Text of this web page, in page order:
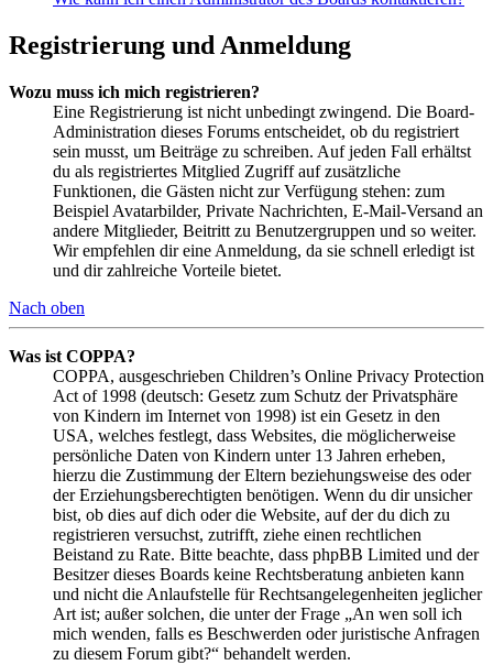
Registrierung und Anmeldung
Wozu muss ich mich registrieren?
Eine Registrierung ist nicht unbedingt zwingend. Die Board-
Administration dieses Forums entscheidet, ob du registriert
sein musst, um Beiträge zu schreiben. Auf jeden Fall erhältst
du als registriertes Mitglied Zugriff auf zusätzliche
Funktionen, die Gästen nicht zur Verfügung stehen: zum
Beispiel Avatarbilder, Private Nachrichten, E-Mail-Versand an
andere Mitglieder, Beitritt zu Benutzergruppen und so weiter.
Wir empfehlen dir eine Anmeldung, da sie schnell erledigt ist
und dir zahlreiche Vorteile bietet.
Nach oben
Was ist COPPA?
COPPA, ausgeschrieben Children’s Online Privacy Protection
Act of 1998 (deutsch: Gesetz zum Schutz der Privatsphäre
von Kindern im Internet von 1998) ist ein Gesetz in den
USA, welches festlegt, dass Websites, die möglicherweise
persönliche Daten von Kindern unter 13 Jahren erheben,
hierzu die Zustimmung der Eltern beziehungsweise des oder
der Erziehungsberechtigten benötigen. Wenn du dir unsicher
bist, ob dies auf dich oder die Website, auf der du dich zu
registrieren versuchst, zutrifft, ziehe einen rechtlichen
Beistand zu Rate. Bitte beachte, dass phpBB Limited und der
Besitzer dieses Boards keine Rechtsberatung anbieten kann
und nicht die Anlaufstelle für Rechtsangelegenheiten jeglicher
Art ist; außer solchen, die unter der Frage „An wen soll ich
mich wenden, falls es Beschwerden oder juristische Anfragen
zu diesem Forum gibt?“ behandelt werden.